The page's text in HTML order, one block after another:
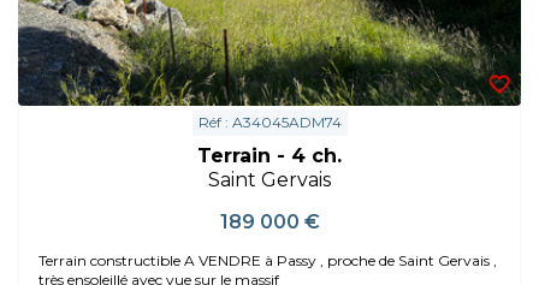
Réf : A34045ADM74
Terrain - 4 ch.
Saint Gervais
189 000 €
Terrain constructible A VENDRE à Passy , proche de Saint Gervais ,
très ensoleillé avec vue sur le massif